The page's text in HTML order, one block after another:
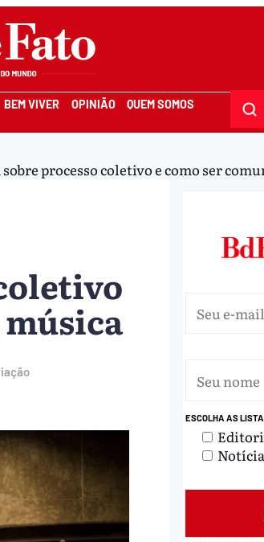
BEM VIVER OPINIÃO QUEM SOMOS
processo coletivo e como ser
ESCOLHA AS